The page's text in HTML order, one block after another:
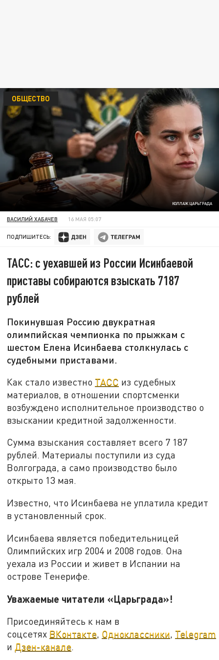
КОЛЛАЖ ЦАРЬГРАДА
ОБЩЕСТВО
ВАСИЛИЙ ХАБАЧЕВ 16 МАЯ 05:07
ПОДПИШИТЕСЬ:
ТАСС: с уехавшей из России Исинбаевой
приставы собираются взыскать 7187
рублей
Покинувшая Россию двукратная
олимпийская чемпионка по прыжкам с
шестом Елена Исинбаева столкнулась с
судебными приставами.
Как стало известно ТАСС из судебных
материалов, в отношении спортсменки
возбуждено исполнительное производство о
взыскании кредитной задолженности.
Сумма взыскания составляет всего 7 187
рублей. Материалы поступили из суда
Волгограда, а само производство было
открыто 13 мая.
Известно, что Исинбаева не уплатила кредит
в установленный срок.
Исинбаева является победительницей
Олимпийских игр 2004 и 2008 годов. Она
уехала из России и живет в Испании на
острове Тенерифе.
Уважаемые читатели «Царьграда»!
Присоединяйтесь к нам в
соцсетях ВКонтакте, Одноклассники, Telegram
и Дзен-канале.